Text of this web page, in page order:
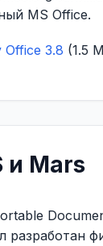
MS Office.
Office 3.8 (1.5
и Mars
разработан